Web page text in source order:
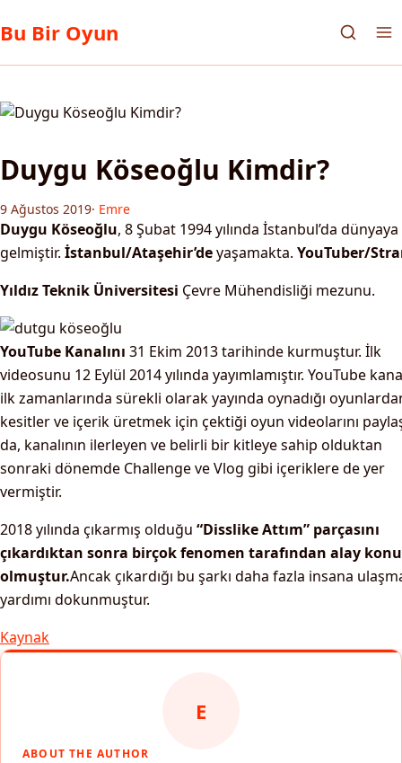
Bu Bir Oyun
Duygu Köseoğlu Kimdir?
9 Ağustos 2019· Emre
Duygu Köseoğlu, 8 Şubat 1994 yılında İstanbul’da dünyaya
gelmiştir. İstanbul/Ataşehir’deyaşamakta. YouTuber/
Yıldız Teknik Üniversitesi Çevre Mühendisliği mezunu.
YouTube Kanalını 31 Ekim 2013 tarihinde kurmuştur. İlk
videosunu 12 Eylül 2014 yılında yayımlamıştır. YouTube
ilk zamanlarında sürekli olarak yayında oynadığı
kesitler ve içerik üretmek için çektiği oyun videolarını
da, kanalının ilerleyen ve belirli bir kitleye sahip olduktan
sonraki dönemde Challenge ve Vlog gibi içeriklere de yer
vermiştir.
2018 yılında çıkarmış olduğu “Disslike Attım” parçasını
çıkardıktan sonra birçok fenomen tarafından alay
olmuştur.Ancak çıkardığı bu şarkı daha fazla insana
yardımı dokunmuştur.
Kaynak
E
ABOUT THE AUTHOR